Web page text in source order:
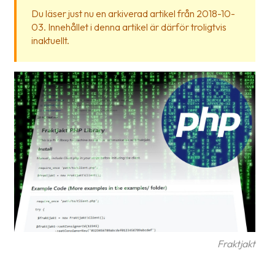
Vanliga
frågor
svar
Ordlista
Paketering
Frakthandlingar
Skrivarinställningar
Tulldeklarationer
Leveransvillkor
Du läser just nu en arkiverad artikel från 2018-10-
03. Innehållet i denna artikel är därför troligtvis
inaktuellt.
Fraktjakt